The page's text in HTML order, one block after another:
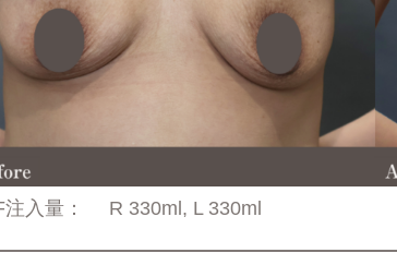
注入量： R 330ml, L 330ml